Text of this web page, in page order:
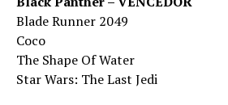
Blade Runner 2049
Coco
The Shape Of Water
Star Wars: The Last Jedi